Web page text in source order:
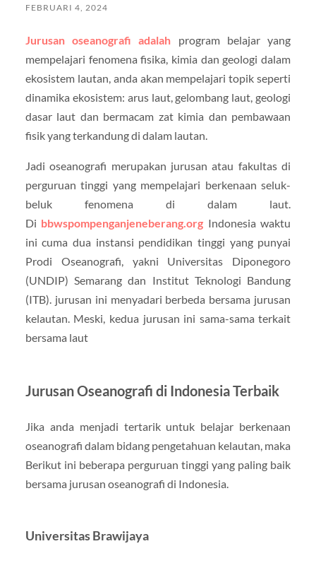
FEBRUARI 4, 2024
Jurusan oseanografi adalah program belajar yang
mempelajari fenomena fisika, kimia dan geologi dalam
ekosistem lautan, anda akan mempelajari topik seperti
dinamika ekosistem: arus laut, gelombang laut, geologi
dasar laut dan bermacam zat kimia dan pembawaan
fisik yang terkandung di dalam lautan.
Jadi oseanografi merupakan jurusan atau fakultas di
perguruan tinggi yang mempelajari berkenaan seluk-
beluk fenomena di dalam laut.
Di bbwspompenganjeneberang.org Indonesia waktu
ini cuma dua instansi pendidikan tinggi yang punyai
Prodi Oseanografi, yakni Universitas Diponegoro
(UNDIP) Semarang dan Institut Teknologi Bandung
(ITB). jurusan ini menyadari berbeda bersama jurusan
kelautan. Meski, kedua jurusan ini sama-sama terkait
bersama laut
Jurusan Oseanografi di Indonesia Terbaik
Jika anda menjadi tertarik untuk belajar berkenaan
oseanografi dalam bidang pengetahuan kelautan, maka
Berikut ini beberapa perguruan tinggi yang paling baik
bersama jurusan oseanografi di Indonesia.
Universitas Brawijaya